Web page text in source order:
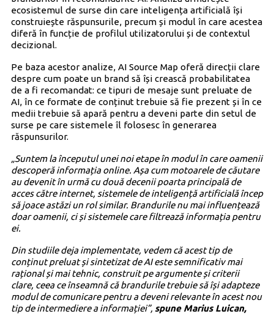
ecosistemul de surse din care inteligența artificială își
construiește răspunsurile, precum și modul în care acestea
diferă în funcție de profilul utilizatorului și de contextul
decizional.
Pe baza acestor analize, AI Source Map oferă direcții clare
despre cum poate un brand să își crească probabilitatea
de a fi recomandat: ce tipuri de mesaje sunt preluate de
AI, în ce formate de conținut trebuie să fie prezent și în ce
medii trebuie să apară pentru a deveni parte din setul de
surse pe care sistemele îl folosesc în generarea
răspunsurilor.
„Suntem la începutul unei noi etape în modul în care oamenii
descoperă informația online. Așa cum motoarele de căutare
au devenit în urmă cu două decenii poarta principală de
acces către internet, sistemele de inteligență artificială încep
să joace astăzi un rol similar. Brandurile nu mai influențează
doar oamenii, ci și sistemele care filtrează informația pentru
ei.
Din studiile deja implementate, vedem că acest tip de
conținut preluat și sintetizat de AI este semnificativ mai
rațional și mai tehnic, construit pe argumente și criterii
clare, ceea ce înseamnă că brandurile trebuie să își adapteze
modul de comunicare pentru a deveni relevante în acest nou
tip de intermediere a informației”, spune Marius Luican,